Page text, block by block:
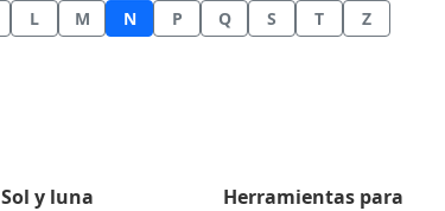
L M N P Q S T Z
Sol y luna
Herramientas para